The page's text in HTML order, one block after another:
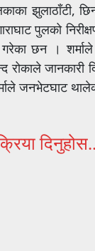
झुलाठाँटी,
पुलको
छन ।
रोकाले
जनभेटघाट